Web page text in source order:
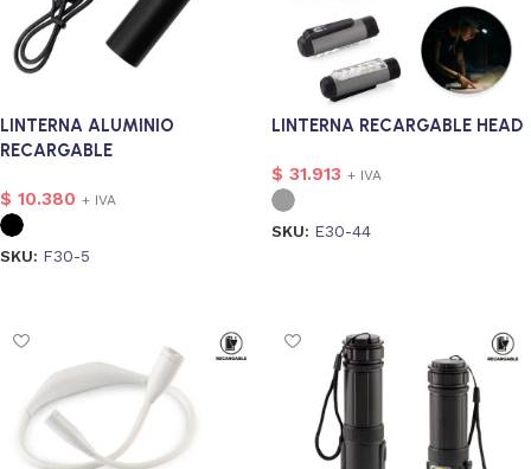
LINTERNA ALUMINIO
RECARGABLE
$ 10.380 + IVA
SKU: F30-5
LINTERNA RECARGABLE HEAD
$ 31.913 + IVA
SKU: E30-44